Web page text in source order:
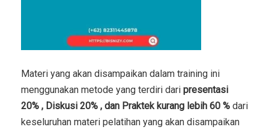
Materi yang akan disampaikan dalam training ini
menggunakan metode yang terdiri dari presentasi
20% , Diskusi 20% , dan Praktek kurang lebih 60 % dari
keseluruhan materi pelatihan yang akan disampaikan